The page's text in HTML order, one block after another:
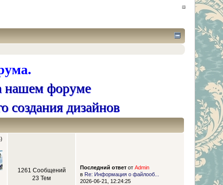
форуме
создания дизайнов
1261 Сообщений
23 Тем
Последний ответот Admin
в Re: Информация о файлооб...
2026-06-21, 12:24:25